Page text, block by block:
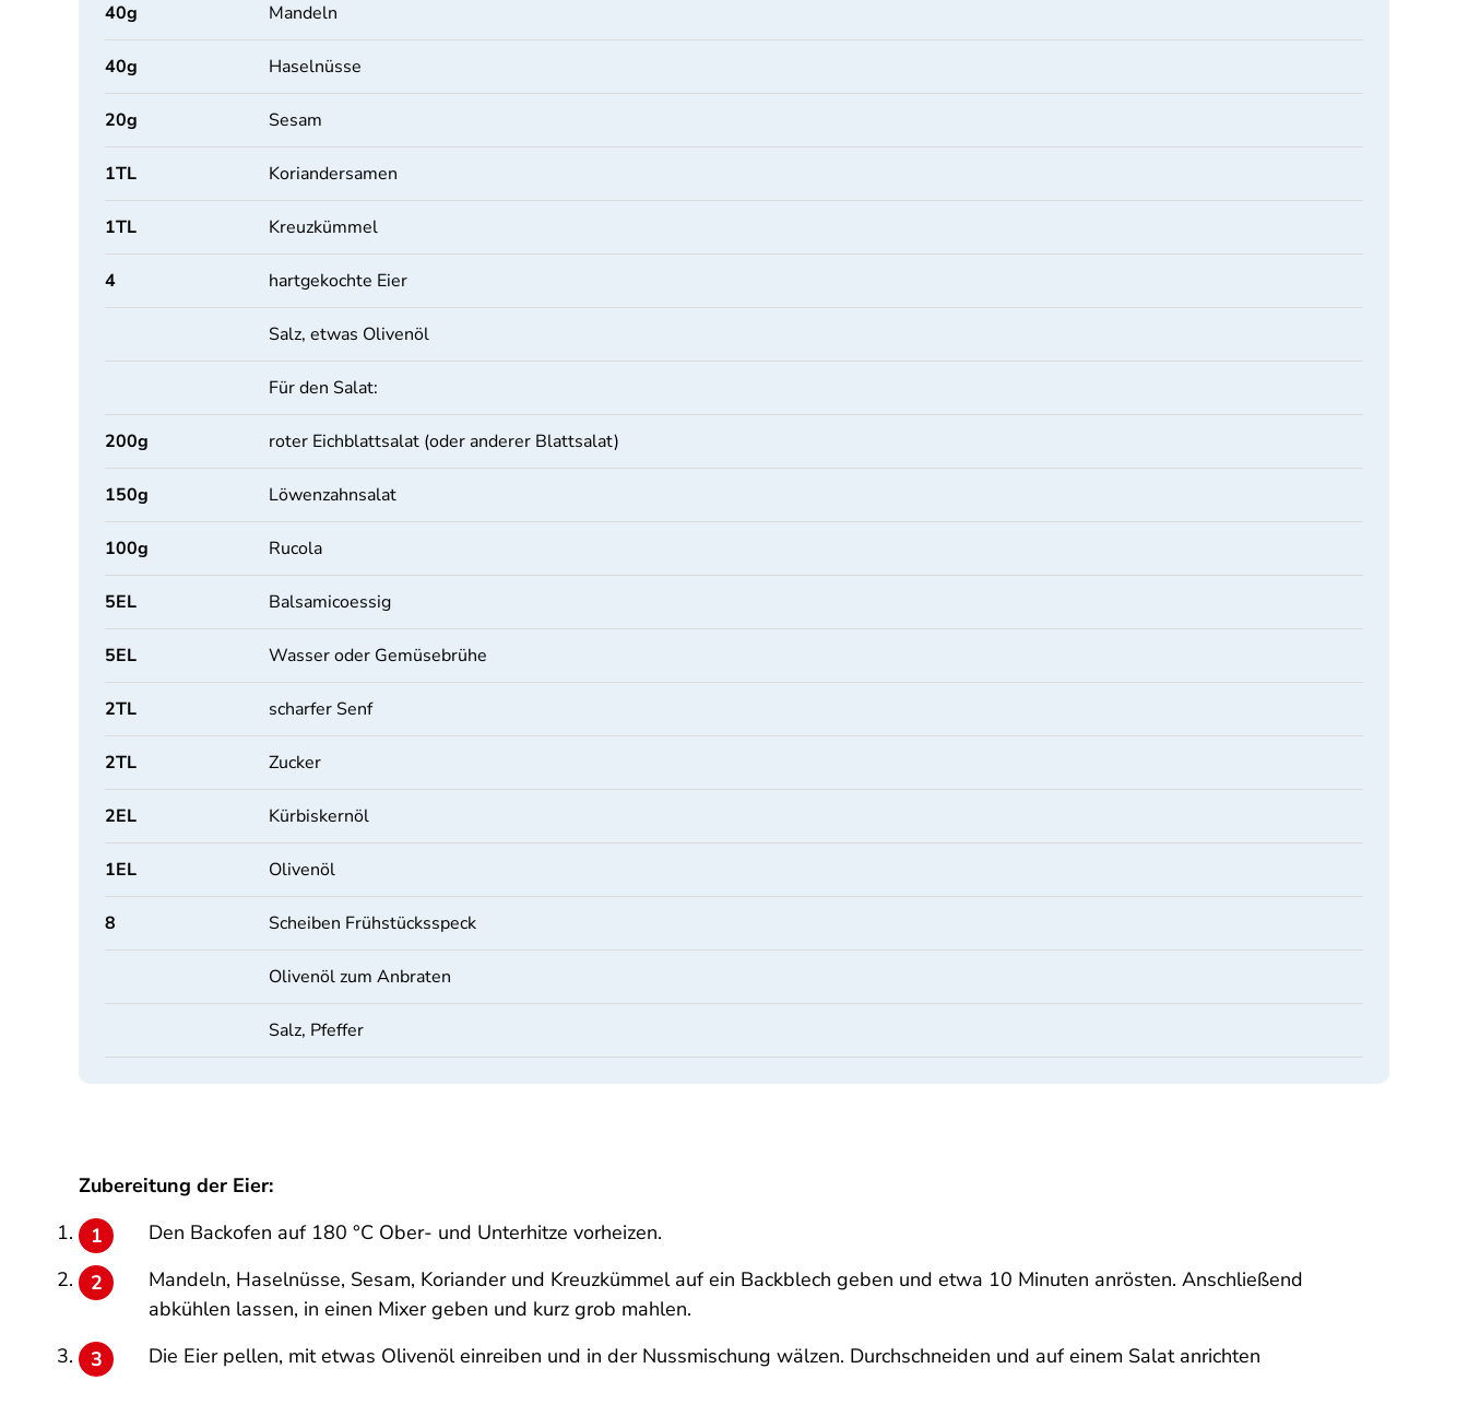
40g Mandeln
40g Haselnüsse
20g Sesam
1TL Koriandersamen
1TL Kreuzkümmel
4 hartgekochte Eier
Salz, etwas Olivenöl
Für den Salat:
200g roter Eichblattsalat (oder anderer Blattsalat)
150g Löwenzahnsalat
100g Rucola
5EL Balsamicoessig
5EL Wasser oder Gemüsebrühe
2TL scharfer Senf
2TL Zucker
2EL Kürbiskernöl
1EL Olivenöl
8 Scheiben Frühstücksspeck
Olivenöl zum Anbraten
Salz, Pfeffer
Zubereitung der Eier:
Den Backofen auf 180 °C Ober- und Unterhitze vorheizen.
Mandeln, Haselnüsse, Sesam, Koriander und Kreuzkümmel auf ein Backblech geben und etwa 10 Minuten anrösten. Anschließend
abkühlen lassen, in einen Mixer geben und kurz grob mahlen.
Die Eier pellen, mit etwas Olivenöl einreiben und in der Nussmischung wälzen. Durchschneiden und auf einem Salat anrichten